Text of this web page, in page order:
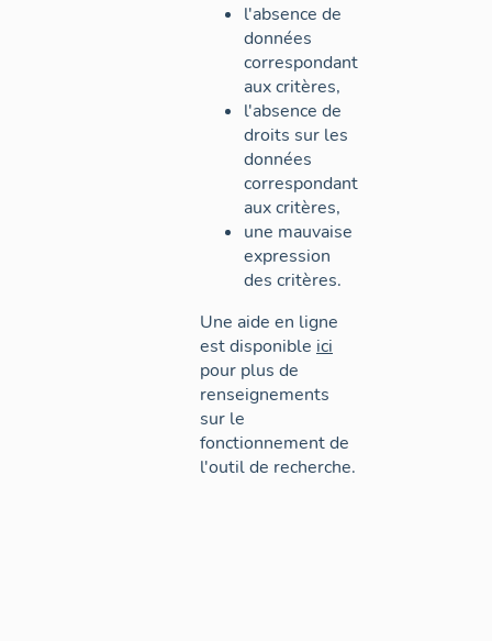
l'absence de
données
correspondant
aux critères,
l'absence de
droits sur les
données
correspondant
aux critères,
une mauvaise
expression
des critères.
Une aide en ligne
est disponible ici
pour plus de
renseignements
sur le
fonctionnement de
l'outil de recherche.